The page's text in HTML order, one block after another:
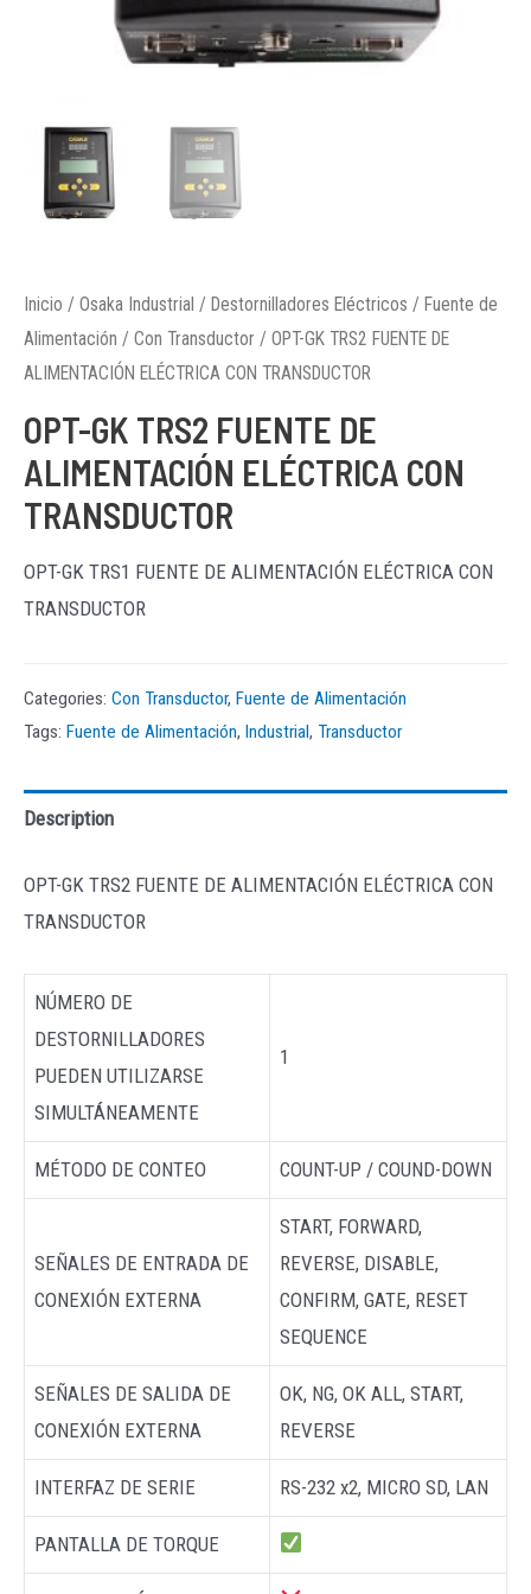
Inicio / Osaka Industrial / Destornilladores Eléctricos / Fuente de
Alimentación / Con Transductor / OPT-GK TRS2 FUENTE DE
ALIMENTACIÓN ELÉCTRICA CON TRANSDUCTOR
OPT-GK TRS2 FUENTE DE
ALIMENTACIÓN ELÉCTRICA CON
TRANSDUCTOR
OPT-GK TRS1 FUENTE DE ALIMENTACIÓN ELÉCTRICA CON
TRANSDUCTOR
Categories: Con Transductor, Fuente de Alimentación
Tags: Fuente de Alimentación, Industrial, Transductor
Description
OPT-GK TRS2 FUENTE DE ALIMENTACIÓN ELÉCTRICA CON
TRANSDUCTOR
NÚMERO DE
DESTORNILLADORES
PUEDEN UTILIZARSE
SIMULTÁNEAMENTE
1
MÉTODO DE CONTEO COUNT-UP / COUND-DOWN
SEÑALES DE ENTRADA DE
CONEXIÓN EXTERNA
START, FORWARD,
REVERSE, DISABLE,
CONFIRM, GATE, RESET
SEQUENCE
SEÑALES DE SALIDA DE
CONEXIÓN EXTERNA
OK, NG, OK ALL, START,
REVERSE
INTERFAZ DE SERIE RS-232 x2, MICRO SD, LAN
PANTALLA DE TORQUE